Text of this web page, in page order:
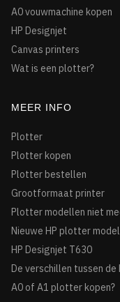
A0 vouwmachine kopen
HP Designjet
Canvas printers
Wat is een plotter?
MEER INFO
Plotter
Plotter kopen
Plotter bestellen
Grootformaat printer
Plotter modellen niet
Nieuwe HP plotter
HP Designjet T630
De verschillen tussen de
A0 of A1 plotter kopen?